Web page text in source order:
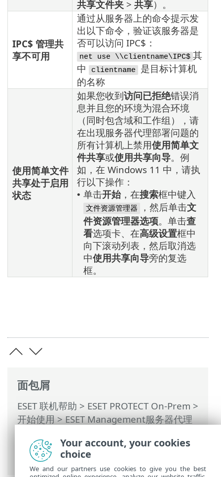
面包屑
ESET 联机帮助 > ESET PROTECT On-Prem >
开始使用>ESET Management服务器代理
Deployment Tool> ESET Remote
Deployment Tool - 故障排除
共享文件夹 > 共享）。
IPC$ 管理共
享不可用
通过从服务器上的命令提示发
出以下命令，验证该服务器是
否可以访问 IPC$：
net use \\clientname\IPC$ 其
中
clientname
是目标计算机
的名称
使用简单文件
共享处于启用
状态
如果您收到访问已拒绝错误消
息并且您的环境为混合环境
（同时包含域和工作组），请
在出现服务器代理部署问题的
所有计算机上禁用使用简单文
件共享或使用共享向导。例
如，在 Windows 11 中，请执
行以下操作：
• 单击开始，在搜索框中键入
文件资源管理器 ，然后单击文
件资源管理器选项。单击查
看选项卡、在高级设置框中
向下滚动列表，然后取消选
中使用共享向导旁的复选
框。
Your account, your cookies
choice
We and our partners use cookies to give you the best